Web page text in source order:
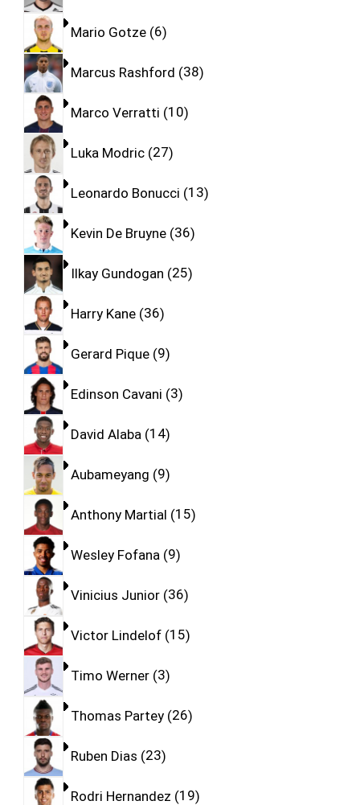
Mario Gotze 6
Marcus Rashford 38
Marco Verratti 10
Luka Modric 27
Leonardo Bonucci 13
Kevin De Bruyne 36
Ilkay Gundogan 25
Harry Kane 36
Gerard Pique 9
Edinson Cavani 3
David Alaba 14
Aubameyang 9
Anthony Martial 15
Wesley Fofana 9
Vinicius Junior 36
Victor Lindelof 15
Timo Werner 3
Thomas Partey 26
Ruben Dias 23
Rodri Hernandez 19